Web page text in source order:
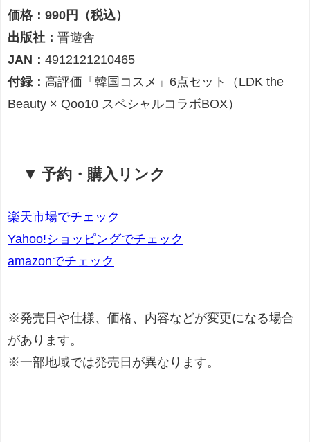
価格：990円（税込）
出版社： 晋遊舎
JAN： 4912121210465
付録： 高評価「韓国コスメ」6点セット（LDK the
Beauty × Qoo10 スペシャルコラボBOX）
▼ 予約・購入リンク
楽天市場でチェック
Yahoo!ショッピングでチェック
amazonでチェック
※発売日や仕様、価格、内容などが変更になる場合
があります。
※一部地域では発売日が異なります。